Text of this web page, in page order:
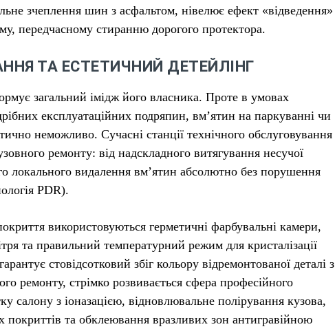
зчеплення шин з асфальтом, нівелює ефект «відведення»
передчасному стиранню дорогого протектора.
ТА ЕСТЕТИЧНИЙ ДЕТЕЙЛІНГ
загальний імідж його власника. Проте в умовах
експлуатаційних подряпин, вм’ятин на паркуванні чи
неможливо. Сучасні станції технічного обслуговування
ремонту: від надскладного витягування несучої
локального видалення вм’ятин абсолютно без порушення
PDR).
використовуються герметичні фарбувальні камери,
та правильний температурний режим для кристалізації
стовідсотковий збіг кольору відремонтованої деталі з
ремонту, стрімко розвивається сфера професійного
салону з іоназацією, відновлювальне полірування кузова,
та обклеювання вразливих зон антигравійною